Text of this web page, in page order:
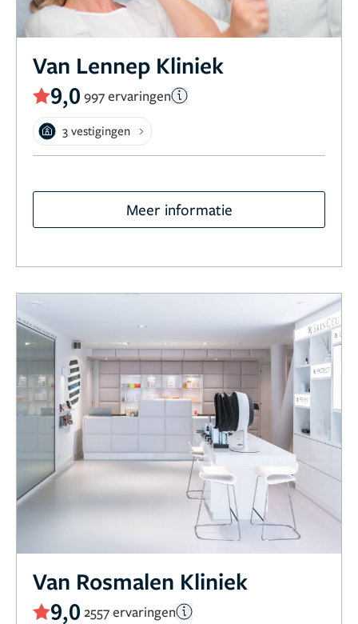
Van Lennep Kliniek
9,0 997 ervaringen
3 vestigingen
Meer informatie
Van Rosmalen Kliniek
9,0 2557 ervaringen